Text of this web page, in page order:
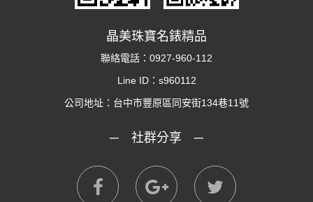
晶美珠寶名錶精品
聯絡電話： 0927-960-112
Line ID：s960112
公司地址： 台中市豐原區同安街134巷11號
─ 社群分享 ─